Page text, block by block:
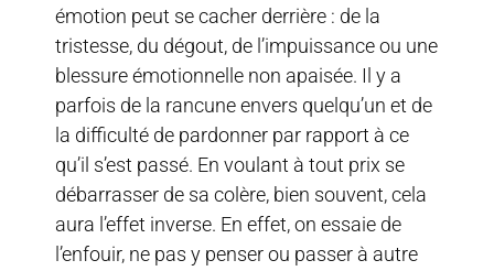
émotion peut se cacher derrière : de la
tristesse, du dégout, de l’impuissance ou une
blessure émotionnelle non apaisée. Il y a
parfois de la rancune envers quelqu’un et de
la difficulté de pardonner par rapport à ce
qu’il s’est passé. En voulant à tout prix se
débarrasser de sa colère, bien souvent, cela
aura l’effet inverse. En effet, on essaie de
l’enfouir, ne pas y penser ou passer à autre